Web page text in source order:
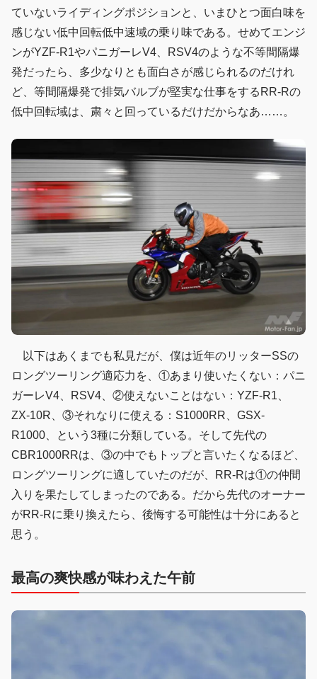
ていないライディングポジションと、いまひとつ面白味を
感じない低中回転低中速域の乗り味である。せめてエンジ
ンがYZF-R1やパニガーレV4、RSV4のような不等間隔爆
発だったら、多少なりとも面白さが感じられるのだけれ
ど、等間隔爆発で排気バルブが堅実な仕事をするRR-Rの
低中回転域は、粛々と回っているだけだからなあ……。
以下はあくまでも私見だが、僕は近年のリッターSSの
ロングツーリング適応力を、①あまり使いたくない：パニ
ガーレV4、RSV4、②使えないことはない：YZF-R1、
ZX-10R、③それなりに使える：S1000RR、GSX-
R1000、という3種に分類している。そして先代の
CBR1000RRは、③の中でもトップと言いたくなるほど、
ロングツーリングに適していたのだが、RR-Rは①の仲間
入りを果たしてしまったのである。だから先代のオーナー
がRR-Rに乗り換えたら、後悔する可能性は十分にあると
思う。
最高の爽快感が味わえた午前